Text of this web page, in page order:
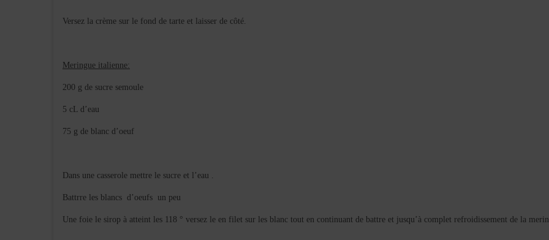
Versez la crème sur le fond de tarte et laisser de côté.
Meringue italienne:
200 g de sucre semoule
5 cL d’eau
75 g de blanc d’oeuf
Dans une casserole mettre le sucre et l’eau .
Battrre les blancs d’oeufs un peu
Une foie le sirop à atteint les 118 ° versez le en filet sur les blanc tout en continuant de battre et jusqu’à complet refroidissement de la